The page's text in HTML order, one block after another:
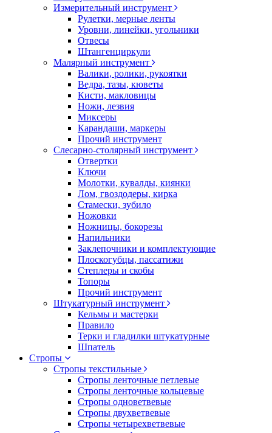
Измерительный инструмент
Рулетки, мерные ленты
Уровни, линейки, угольники
Отвесы
Штангенциркули
Малярный инструмент
Валики, ролики, рукоятки
Ведра, тазы, кюветы
Кисти, макловицы
Ножи, лезвия
Миксеры
Карандаши, маркеры
Прочий инструмент
Слесарно-столярный инструмент
Отвертки
Ключи
Молотки, кувалды, киянки
Лом, гвоздодеры, кирка
Стамески, зубило
Ножовки
Ножницы, бокорезы
Напильники
Заклепочники и комплектующие
Плоскогубцы, пассатижи
Степлеры и скобы
Топоры
Прочий инструмент
Штукатурный инструмент
Кельмы и мастерки
Правило
Терки и гладилки штукатурные
Шпатель
Стропы
Стропы текстильные
Стропы ленточные петлевые
Стропы ленточные кольцевые
Стропы одноветвевые
Стропы двухветвевые
Стропы четырехветвевые